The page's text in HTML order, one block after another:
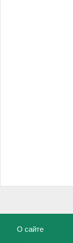
О сайте